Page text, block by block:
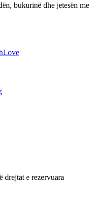
bukurinë dhe jetesën me
Love
e rezervuara